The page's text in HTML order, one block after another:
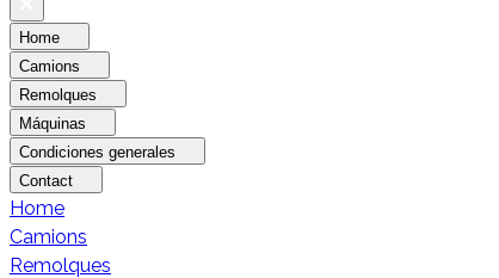
Home
Camions
Remolques
Máquinas
Condiciones generales
Contact
Home
Camions
Remolques